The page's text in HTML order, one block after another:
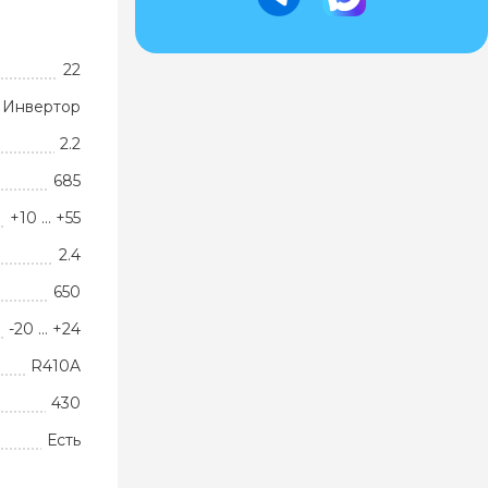
22
Инвертор
2.2
685
+10 … +55
2.4
650
-20 … +24
R410A
430
Есть